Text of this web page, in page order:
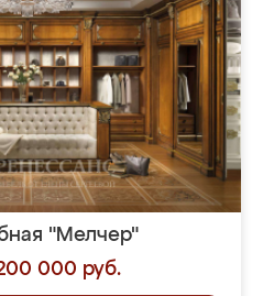
"Мелчер"
000 руб.